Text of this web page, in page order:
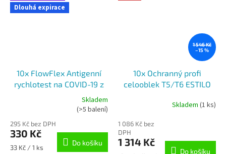
Dlouhá expirace
10x FlowFlex Antigenní
rychlotest na COVID-19 z
přední části nosu - PRO
SEBETESTOVÁNÍ
produktu
je
5,0
Skladem
(>5 balení)
295 Kč bez DPH
330 Kč
Měrná
33 Kč / 1 ks
Do košíku
1 546 Kč
–15 %
10x Ochranný profi
celooblek T5/T6 ESTILO
Skladem (1 ks)
1 086 Kč bez
DPH
1 314 Kč
Do košíku